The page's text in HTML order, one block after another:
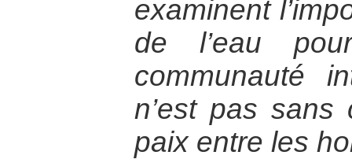
examinent
de l’eau
communauté
n’est pas sans
paix entre les